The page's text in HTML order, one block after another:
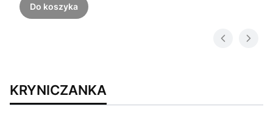
Do koszyka
KRYNICZANKA